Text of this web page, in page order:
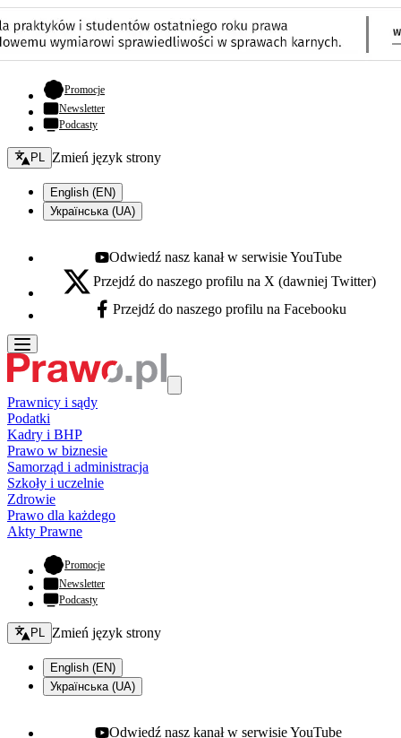
Promocje- otwiera się w nowej karcie
Newsletter
Podcasty
Zmień język - bieżący:
PL Zmień język strony
English (EN)
Українська (UA)
Youtube - otwiera się w nowej karcie
Odwiedź nasz kanał w serwisie YouTube
X - otwiera się w nowej karcie
Przejdź do naszego profilu na X (dawniej Twitter)
Facebook - otwiera się w nowej karcie
Przejdź do naszego profilu na Facebooku
Prawnicy i sądy
Podatki
Kadry i BHP
Prawo w biznesie
Samorząd i administracja
Szkoły i uczelnie
Zdrowie
Prawo dla każdego
Akty Prawne
Promocje- otwiera się w nowej karcie
Newsletter
Podcasty
Zmień język - bieżący:
PL Zmień język strony
English (EN)
Українська (UA)
Odwiedź nasz kanał w serwisie YouTube